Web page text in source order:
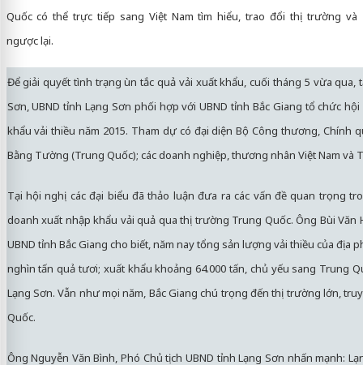
Quốc có thể trực tiếp sang Việt Nam tìm hiểu, trao đổi thị trường và
ngược lại.
Để giải quyết tình trạng ùn tắc quả vải xuất khẩu, cuối tháng 5 vừa qua,
Sơn, UBND tỉnh Lạng Sơn phối hợp với UBND tỉnh Bắc Giang tổ chức
khẩu vải thiều năm 2015. Tham dự có đại diện Bộ Công thương, Chính
Bằng Tường (Trung Quốc); các doanh nghiệp, thương nhân Việt Nam và
Tại hội nghị các đại biểu đã thảo luận đưa ra các vấn đề quan trọng
doanh xuất nhập khẩu vải quả qua thị trường Trung Quốc. Ông Bùi Văn
UBND tỉnh Bắc Giang cho biết, năm nay tổng sản lượng vải thiều của địa
nghìn tấn quả tươi; xuất khẩu khoảng 64.000 tấn, chủ yếu sang Trung
Lạng Sơn. Vẫn như mọi năm, Bắc Giang chú trọng đến thị trường lớn,
Quốc.
Ông Nguyễn Văn Bình, Phó Chủ tịch UBND tỉnh Lạng Sơn nhấn mạnh: